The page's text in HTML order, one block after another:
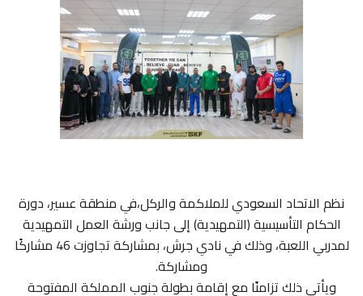
عن الاتحاد
نظم الاتحاد السعودي للملاكمة والركل،في منطقة عسير، دورة
الحكام التأسيسية (التمهيدية) إلى جانب ورشة العمل التمهيدية
لمدربي اللعبة، وذلك في نادي جرش، بمشاركة تجاوزت 46 مشاركًا
ومشاركة.
ويأتي ذلك تزامنًا مع إقامة بطولة جنوب المملكة المفتوحة